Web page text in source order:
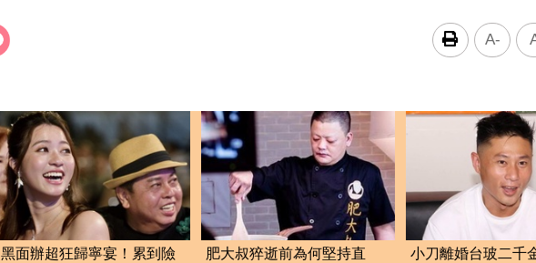
A-
黑面辦超狂歸寧宴！累到險
肥大叔猝逝前為何堅持直
小刀離婚台玻二千